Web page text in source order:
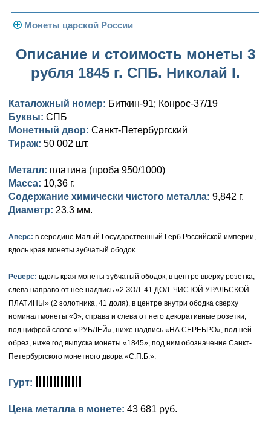
Монеты 1991-1993 гг.
Погодовка СССР
Монеты 1958 года
Золотые червонцы
Памятные и юбилейные
Монеты царской России
Николай II (1894-1917)
Золото
Серебро
Германская оккупация
Для Финляндии
Памятные и донативные
Александр III (1881-1894)
Золото
Серебро
Медь
Для Финляндии
Памятные и донативные
Александр II (1855-1881)
Золото
Серебро
Медь
Для Финляндии
Николай I (1825-1855)
Платина, золото
Серебро
Медь
Русско-Польские
Для Польши
Александр I (1801-1825)
Золото
Серебро
Для Грузии
Для Польши
Павел I (1796-1801)
Золото
Медь
Екатерина II (1762-1796)
Серебро
Медь
Для Молдавии и Валахии
Таврические монеты
Елизавета I (1741-1762)
Золото
Для Пруссии
Иоанн Антонович (1740-1741)
Петр II (1727-1730)
Екатерина I (1725-1727)
Описание и стоимость монеты 3
рубля 1845 г. СПБ. Николай I.
Каталожный номер: Биткин-91; Конрос-37/19
Буквы: СПБ
Монетный двор: Санкт-Петербургский
Тираж: 50 002 шт.
Металл: платина (проба 950/1000)
Масса: 10,36 г.
Содержание химически чистого металла: 9,842 г.
Диаметр: 23,3 мм.
Аверс: в середине Малый Государственный Герб Российской империи,
вдоль края монеты зубчатый ободок.
Реверс: вдоль края монеты зубчатый ободок, в центре вверху розетка,
слева направо от неё надпись «2 ЗОЛ. 41 ДОЛ. ЧИСТОЙ УРАЛЬСКОЙ
ПЛАТИНЫ» (2 золотника, 41 доля), в центре внутри ободка сверху
номинал монеты «3», справа и слева от него декоративные розетки,
под цифрой слово «РУБЛЕЙ», ниже надпись «НА СЕРЕБРО», под ней
обрез, ниже год выпуска монеты «1845», под ним обозначение Санкт-
Петербургского монетного двора «С.П.Б.».
Гурт:
Цена металла в монете: 43 681 руб.